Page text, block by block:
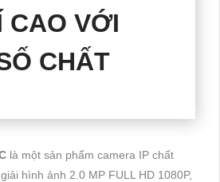
CAO VỚI
CHẤT
là một sản phẩm camera IP chất
hình ảnh 2.0 MP FULL HD 1080P,